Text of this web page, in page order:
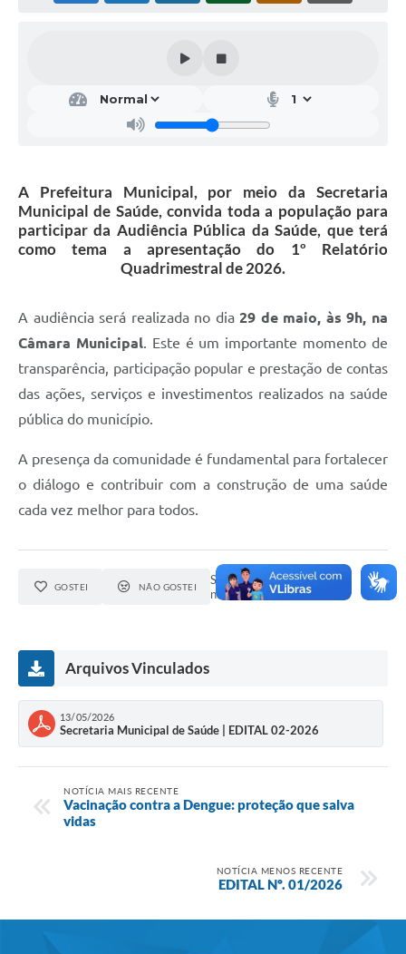
A Prefeitura Municipal, por meio da Secretaria
Municipal de Saúde, convida toda a população para
participar da Audiência Pública da Saúde, que terá
como tema a apresentação do 1º Relatório
Quadrimestral de 2026.
A audiência será realizada no dia29 de maio, às 9h, na
Câmara Municipal. Este é um importante momento de
transparência, participação popular e prestação de contas
das ações, serviços e investimentos realizados na saúde
pública do município.
A presença da comunidade é fundamental para fortalecer
o diálogo e contribuir com a construção de uma saúde
cada vez melhor para todos.
GOSTEI NÃO GOSTEI
Seja o primeiro a curtir esta
notícia.
Arquivos Vinculados
13/05/2026
Secretaria Municipal de Saúde | EDITAL 02-2026
NOTÍCIA MAIS RECENTE
Vacinação contra a Dengue: proteção que salva
vidas
NOTÍCIA MENOS RECENTE
EDITAL Nº. 01/2026